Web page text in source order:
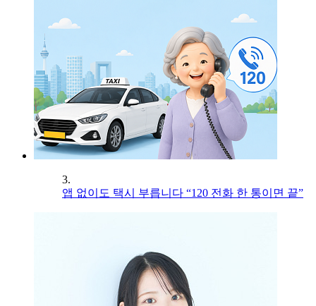
3.
앱 없이도 택시 부릅니다 “120 전화 한 통이면 끝”